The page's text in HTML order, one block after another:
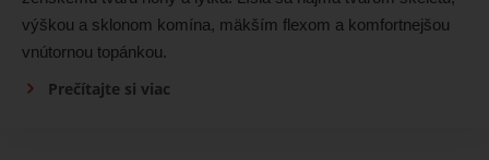
výškou a sklonom komína, mäkším flexom a komfortnejšou
vnútornou topánkou.
Prečítajte si viac